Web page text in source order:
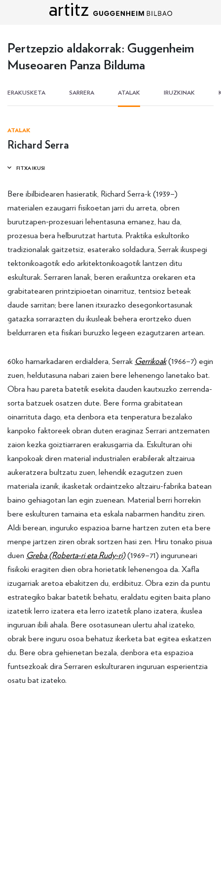
Edukira zuzenean joan
artitz
Pertzepzio aldakorrak: Guggenheim
Museoaren Panza Bilduma
ERAKUSKETA SARRERA ATALAK IRUZKINAK
ATALAK
Richard Serra
Bere ibilbidearen hasieratik, Richard Serra-k (1939–)
materialen ezaugarri fisikoetan jarri du arreta, obren
burutzapen-prozesuari lehentasuna emanez, hau da,
prozesua bera helburutzat hartuta. Praktika eskultoriko
tradizionalak gaitzetsiz, esaterako soldadura, Serrak ikuspegi
tektonikoagotik edo arkitektonikoagotik lantzen ditu
eskulturak. Serraren lanak, beren eraikuntza orekaren eta
grabitatearen printzipioetan oinarrituz, tentsioz beteak
daude sarritan; bere lanen itxurazko desegonkortasunak
gatazka sorrarazten du ikusleak behera erortzeko duen
beldurraren eta fisikari buruzko legeen ezagutzaren artean.
60ko hamarkadaren erdialdera, Serrak Gerrikoak(1966–7) egin
zuen, heldutasuna nabari zaien bere lehenengo lanetako bat.
Obra hau pareta batetik esekita dauden kautxuzko zerrenda-
sorta batzuek osatzen dute. Bere forma grabitatean
oinarrituta dago, eta denbora eta tenperatura bezalako
kanpoko faktoreek obran duten eraginaz Serrari antzematen
zaion kezka goiztiarraren erakusgarria da. Eskulturan ohi
kanpokoak diren material industrialen erabilerak altzairua
aukeratzera bultzatu zuen, lehendik ezagutzen zuen
materiala izanik, ikasketak ordaintzeko altzairu-fabrika batean
baino gehiagotan lan egin zuenean. Material berri horrekin
bere eskulturen tamaina eta eskala nabarmen handitu ziren.
Aldi berean, inguruko espazioa barne hartzen zuten eta bere
menpe jartzen ziren obrak sortzen hasi zen. Hiru tonako pisua
duen Greba (Roberta-ri eta Rudy-ri)(1969–71) inguruneari
fisikoki eragiten dien obra horietatik lehenengoa da. Xafla
izugarriak aretoa ebakitzen du, erdibituz. Obra ezin da puntu
estrategiko bakar batetik behatu, eraldatu egiten baita plano
izatetik lerro izatera eta lerro izatetik plano izatera, ikuslea
inguruan ibili ahala. Bere osotasunean ulertu ahal izateko,
obrak bere inguru osoa behatuz ikerketa bat egitea eskatzen
du. Bere obra gehienetan bezala, denbora eta espazioa
funtsezkoak dira Serraren eskulturaren inguruan esperientzia
osatu bat izateko.